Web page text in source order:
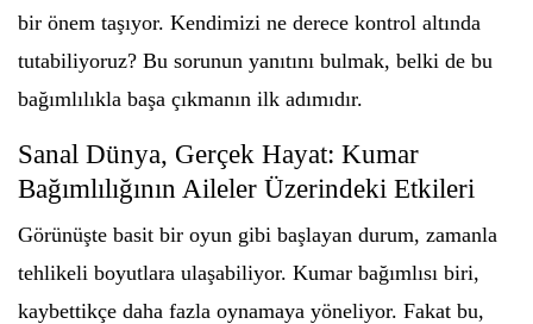
bir önem taşıyor. Kendimizi ne derece kontrol altında
tutabiliyoruz? Bu sorunun yanıtını bulmak, belki de bu
bağımlılıkla başa çıkmanın ilk adımıdır.
Sanal Dünya, Gerçek Hayat: Kumar
Bağımlılığının Aileler Üzerindeki Etkileri
Görünüşte basit bir oyun gibi başlayan durum, zamanla
tehlikeli boyutlara ulaşabiliyor. Kumar bağımlısı biri,
kaybettikçe daha fazla oynamaya yöneliyor. Fakat bu,